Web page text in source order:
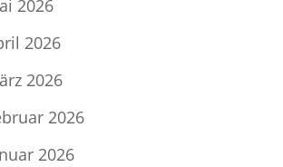
2026
2026
2026
2026
2026